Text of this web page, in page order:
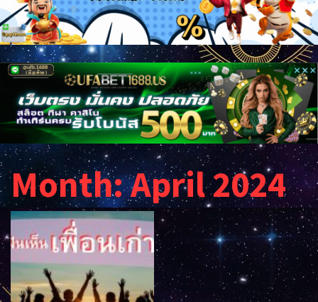
Month:April 2024